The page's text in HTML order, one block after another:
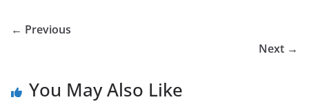
← Previous
Next →
You May Also Like